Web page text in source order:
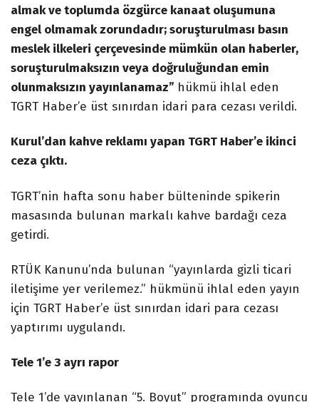
almak ve toplumda özgürce kanaat oluşumuna
engel olmamak zorundadır; soruşturulması basın
meslek ilkeleri çerçevesinde mümkün olan haberler,
soruşturulmaksızın veya doğruluğundan emin
olunmaksızın yayınlanamaz” hükmü ihlal eden
TGRT Haber’e üst sınırdan idari para cezası verildi.
Kurul’dan kahve reklamı yapan TGRT Haber’e ikinci
ceza çıktı.
TGRT’nin hafta sonu haber bülteninde spikerin
masasında bulunan markalı kahve bardağı ceza
getirdi.
RTÜK Kanunu’nda bulunan “yayınlarda gizli ticari
iletişime yer verilemez.” hükmünü ihlal eden yayın
için TGRT Haber’e üst sınırdan idari para cezası
yaptırımı uygulandı.
Tele 1’e 3 ayrı rapor
Tele 1’de yayınlanan “5. Boyut” programında oyuncu